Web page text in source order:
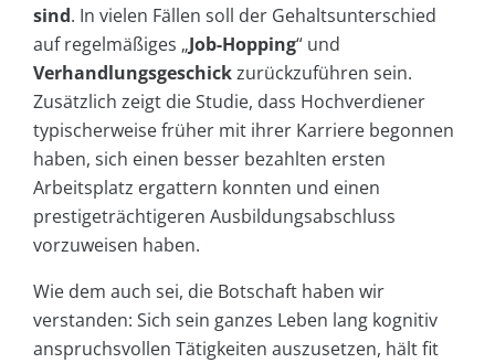
sind. In vielen Fällen soll der Gehaltsunterschied
auf regelmäßiges „Job-Hopping“ und
Verhandlungsgeschickzurückzuführen sein.
Zusätzlich zeigt die Studie, dass Hochverdiener
typischerweise früher mit ihrer Karriere begonnen
haben, sich einen besser bezahlten ersten
Arbeitsplatz ergattern konnten und einen
prestigeträchtigeren Ausbildungsabschluss
vorzuweisen haben.
Wie dem auch sei, die Botschaft haben wir
verstanden: Sich sein ganzes Leben lang kognitiv
anspruchsvollen Tätigkeiten auszusetzen, hält fit